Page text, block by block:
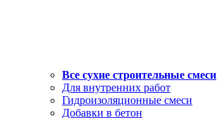
Все сухие строительные смеси
Для внутренних работ
Гидроизоляционные смеси
Добавки в бетон